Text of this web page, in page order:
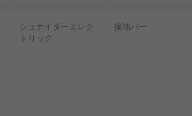
シュナイダーエレク
トリック
接地バー